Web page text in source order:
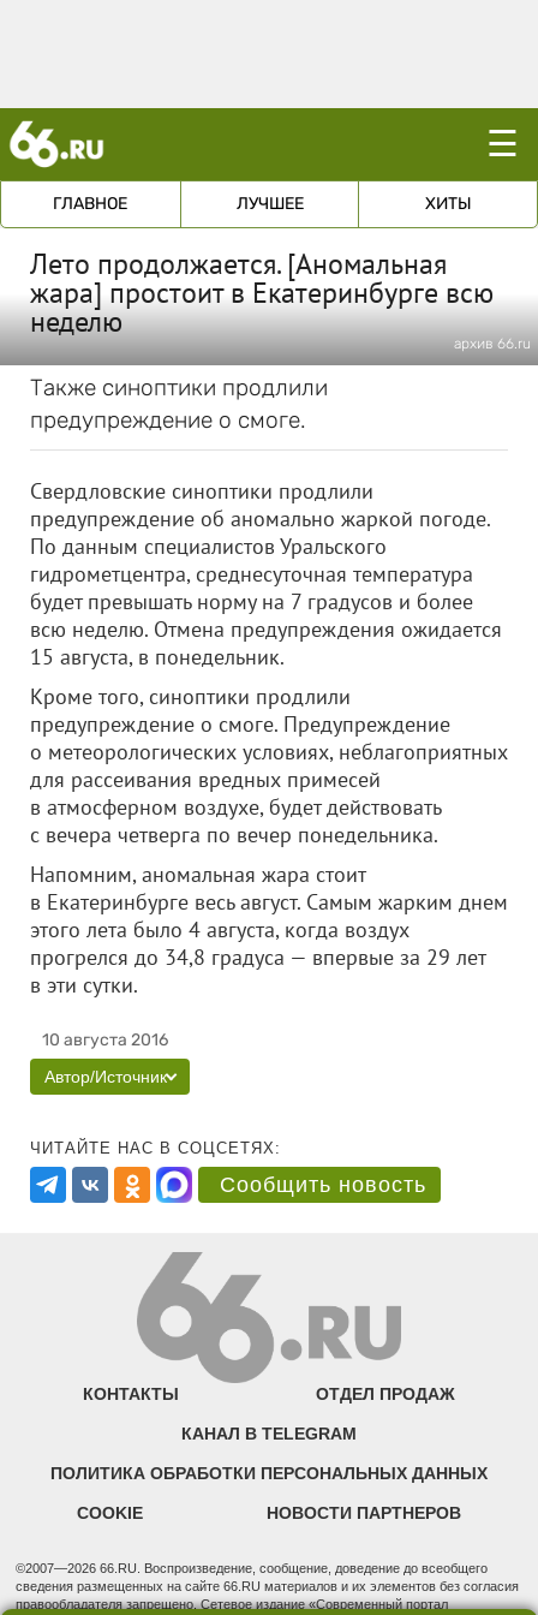
☰
ГЛАВНОЕ ЛУЧШЕЕ ХИТЫ
Лето продолжается. [Аномальная
жара] простоит в Екатеринбурге всю
неделю
архив 66.ru
Также синоптики продлили
предупреждение о смоге.
Свердловские синоптики продлили
предупреждение об аномально жаркой погоде.
По данным специалистов Уральского
гидрометцентра, среднесуточная температура
будет превышать норму на 7 градусов и более
всю неделю. Отмена предупреждения ожидается
15 августа, в понедельник.
Кроме того, синоптики продлили
предупреждение о смоге. Предупреждение
о метеорологических условиях, неблагоприятных
для рассеивания вредных примесей
в атмосферном воздухе, будет действовать
с вечера четверга по вечер понедельника.
Напомним, аномальная жара стоит
в Екатеринбурге весь август. Самым жарким днем
этого лета было 4 августа, когда воздух
прогрелся до 34,8 градуса — впервые за 29 лет
в эти сутки.
10 августа 2016
Автор/Источник
ЧИТАЙТЕ НАС В СОЦСЕТЯХ:
Сообщить новость
КОНТАКТЫ ОТДЕЛ ПРОДАЖ
КАНАЛ В TELEGRAM
ПОЛИТИКА ОБРАБОТКИ ПЕРСОНАЛЬНЫХ ДАННЫХ
COOKIE НОВОСТИ ПАРТНЕРОВ
©2007—2026 66.RU. Воспроизведение, сообщение, доведение до всеобщего
сведения размещенных на сайте 66.RU материалов и их элементов без согласия
правообладателя запрещено. Сетевое издание «Современный портал